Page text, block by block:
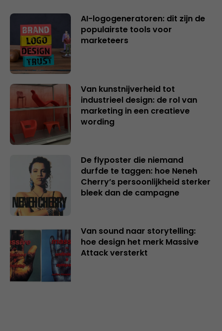
AI-logogeneratoren: dit zijn de
populairste tools voor
marketeers
Van kunstnijverheid tot
industrieel design: de rol van
marketing in een creatieve
wording
De flyposter die niemand
durfde te taggen: hoe Neneh
Cherry’s persoonlijkheid sterker
bleek dan de campagne
Van sound naar storytelling:
hoe design het merk Massive
Attack versterkt